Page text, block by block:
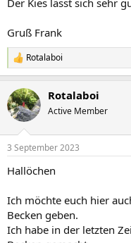
Der Kies lässt sich sehr
Gruß Frank
R
e
k
t
i
e
:
Rotalaboi
Rotalaboi
Active Member
3 September 2023
Hallöchen
Ich möchte euch hier
Becken geben.
Ich habe in der letzten